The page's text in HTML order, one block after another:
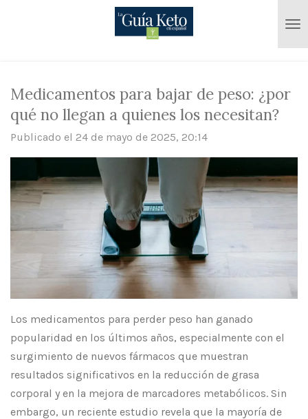
Medicamentos para bajar de peso: ¿por
qué no llegan a quienes los necesitan?
Publicado el 24 de mayo de 2025, 20:14
Los medicamentos para perder peso han ganado
popularidad en los últimos años, especialmente con el
surgimiento de nuevos fármacos que muestran
resultados significativos en la reducción de grasa
corporal y en la mejora de marcadores metabólicos. Sin
embargo, un reciente estudio revela que la mayoría de